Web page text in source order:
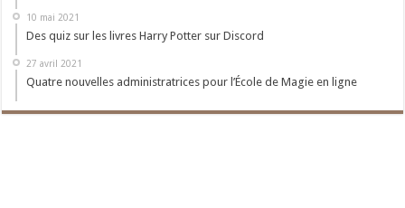
10 mai 2021
Des quiz sur les livres Harry Potter sur Discord
27 avril 2021
Quatre nouvelles administratrices pour l’École de Magie en ligne